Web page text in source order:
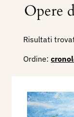
Opere
Risultati
Ordine: